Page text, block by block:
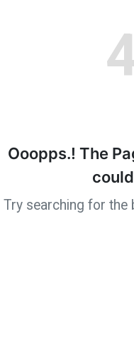
Ooopps.! The
Try searching for the